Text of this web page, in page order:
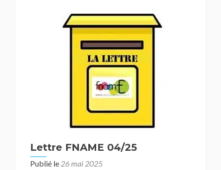
Lettre FNAME 04/25
Publié le 26 mai 2025